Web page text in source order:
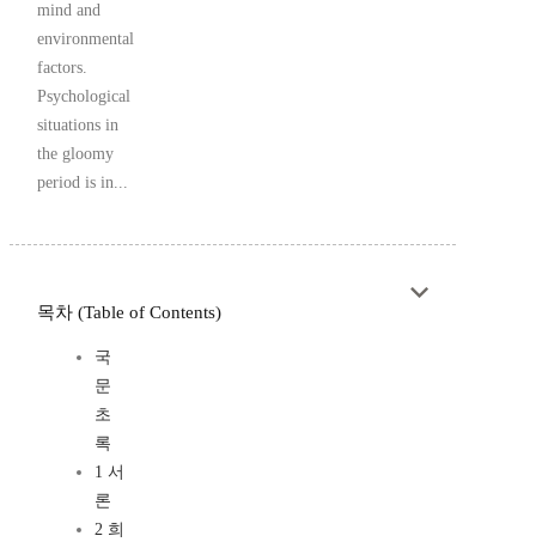
mind and
environmental
factors.
Psychological
situations in
the gloomy
period is in...
목차 (Table of Contents)
국
문
초
록
1 서
론
2 희